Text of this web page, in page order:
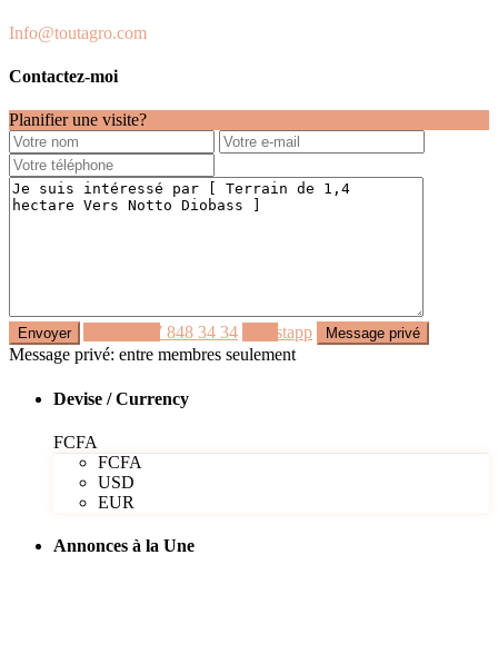
Info@toutagro.com
Contactez-moi
Planifier une visite?
77 848 34 34
Whastapp
Message privé: entre membres seulement
Devise / Currency
FCFA
FCFA
USD
EUR
Annonces à la Une